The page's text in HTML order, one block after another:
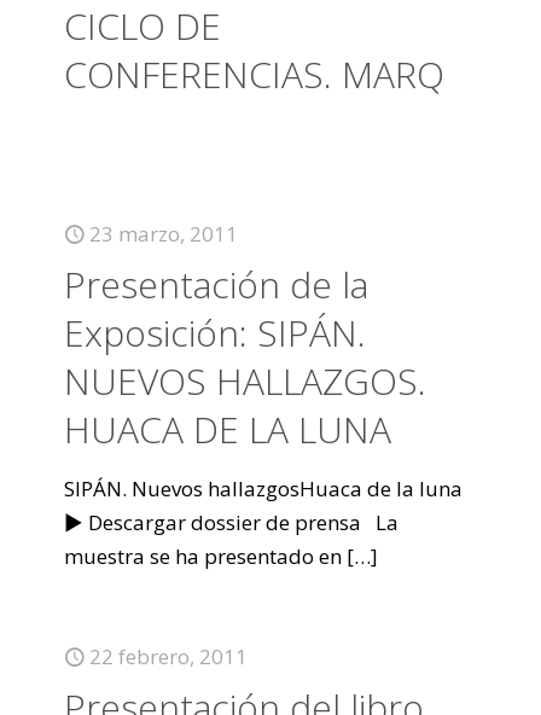
CICLO DE
CONFERENCIAS. MARQ
23 marzo, 2011
Presentación de la
Exposición: SIPÁN.
NUEVOS HALLAZGOS.
HUACA DE LA LUNA
SIPÁN. Nuevos hallazgosHuaca de la luna
► Descargar dossier de prensa La
muestra se ha presentado en […]
22 febrero, 2011